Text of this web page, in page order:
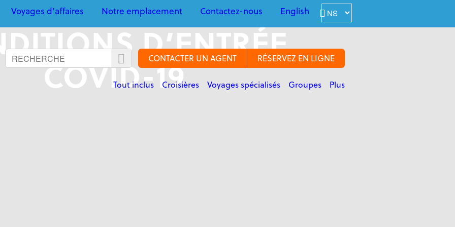
Voyages d’affaires Notre emplacement Contactez-nous English
CONTACTER UN AGENT RÉSERVEZ EN LIGNE
Tout inclus Croisières Voyages spécialisés Groupes Plus
D’ENTRÉE
COVID-19